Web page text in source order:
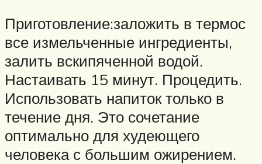
Приготовление:заложить в термос
все измельченные ингредиенты,
залить вскипяченной водой.
Настаивать 15 минут. Процедить.
Использовать напиток только в
течение дня. Это сочетание
оптимально для худеющего
человека с большим ожирением.